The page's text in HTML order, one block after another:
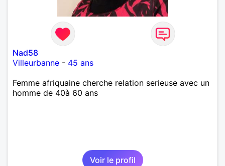
Nad58
Villeurbanne - 45 ans
Femme afriquaine cherche relation serieuse avec un
homme de 40à 60 ans
Voir le profil